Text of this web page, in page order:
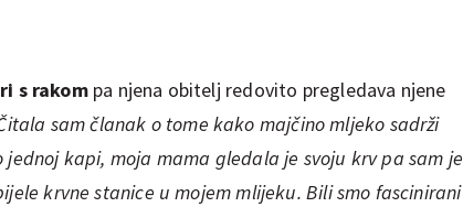
s rakompa njena obitelj redovito pregledava njene
sam članak o tome kako majčino mljeko sadrži
kapi, moja mama gledala je svoju krv pa sam je
krvne stanice u mojem mlijeku. Bili smo fascinirani